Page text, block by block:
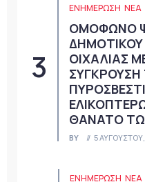
ΕΝΗΜΕΡΩΣΗ ΝΈΑ
ΟΜΟΦΩΝΟ
ΔΗΜΟΤΙΚΟΥ
ΟΙΧΑΛΙΑΣ
ΘΑΝΑΤΟ
BY 5
ΕΝΗΜΕΡΩΣΗ ΝΈΑ